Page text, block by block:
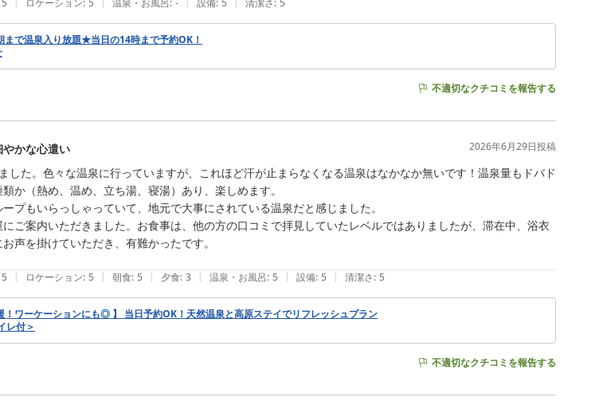
5 ロケーション: 5 温泉・お風呂: - 設備: 5 清潔さ: 5
まで温泉入り放題★当日の14時まで予約OK！
不適切なクチコミを報告する
かな心遣い 2026年6月29日投稿
した。色々な温泉に行っていますが、これほど汗が止まらなくなる温泉はなかなか無いです！温泉量もドバド
か（熱め、温め、立ち湯、寝湯）あり、楽しめます。
プもいらっしゃっていて、地元で大事にされている温泉だと感じました。
ご案内いただきました。お食事は、他の方の口コミで拝見していたレベルではありましたが、滞在中、浴衣
声を掛けていただき、有難かったです。
5 | ロケーション: 5 | 朝食: 5 | 夕食: 3 | 温泉・お風呂: 5 | 設備: 5 | 清潔さ: 5
！ワーケーションにも◎ 】 当日予約OK！天然温泉と高原ステイでリフレッシュプラン
レ付＞
不適切なクチコミを報告する